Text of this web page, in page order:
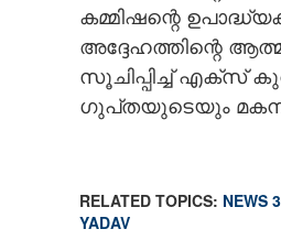
കമ്മിഷന്റെ
അദ്ദേഹത്തിന്റെ
സൂചിപ്പിച്ച് എക്‌സ്
ഗുപ്‌തയുടെയും
RELATED TOPICS: NEWS
YADAV